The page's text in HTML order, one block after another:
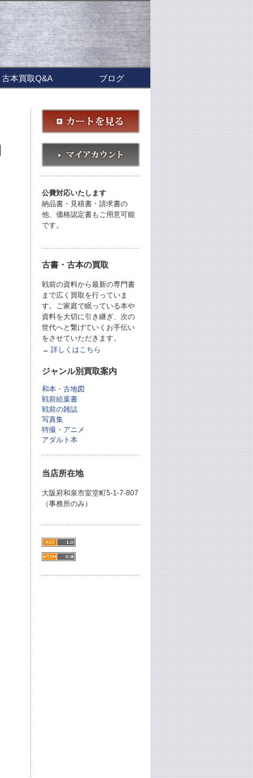
古本買取Q&A ブログ
公費対応いたします
納品書・見積書・請求書の
他、価格認定書もご用意可能
です。
古書・古本の買取
戦前の資料から最新の専門書
まで広く買取を行っていま
す。ご家庭で眠っている本や
資料を大切に引き継ぎ、次の
世代へと繋げていくお手伝い
をさせていただきます。
→ 詳しくはこちら
ジャンル別買取案内
和本・古地図
戦前絵葉書
戦前の雑誌
写真集
特撮・アニメ
アダルト本
当店所在地
大阪府和泉市室堂町5-1-7-807
（事務所のみ）